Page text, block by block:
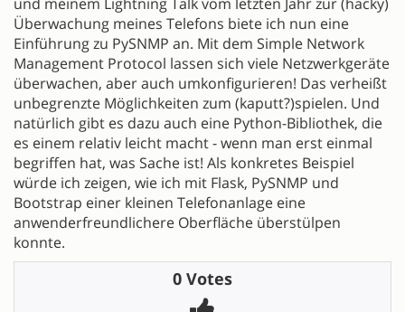
Überwachung meines Telefons biete ich nun eine
Einführung zu PySNMP an. Mit dem Simple Network
Management Protocol lassen sich viele Netzwerkgeräte
überwachen, aber auch umkonfigurieren! Das verheißt
unbegrenzte Möglichkeiten zum (kaputt?)spielen. Und
natürlich gibt es dazu auch eine Python-Bibliothek, die
es einem relativ leicht macht - wenn man erst einmal
begriffen hat, was Sache ist! Als konkretes Beispiel
würde ich zeigen, wie ich mit Flask, PySNMP und
Bootstrap einer kleinen Telefonanlage eine
anwenderfreundlichere Oberfläche überstülpen
konnte.
0 Votes